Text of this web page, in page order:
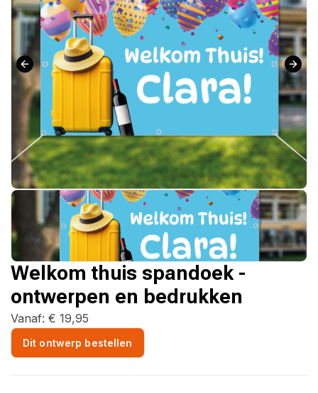
Welkom thuis spandoek -
ontwerpen en bedrukken
Vanaf: € 19,95
Dit ontwerp bestellen